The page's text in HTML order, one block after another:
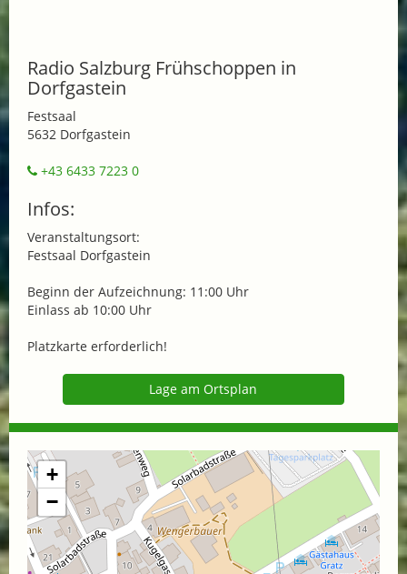
Radio Salzburg Frühschoppen in
Dorfgastein
Festsaal
5632 Dorfgastein
+43 6433 7223 0
Infos:
Veranstaltungsort:
Festsaal Dorfgastein
Beginn der Aufzeichnung: 11:00 Uhr
Einlass ab 10:00 Uhr
Platzkarte erforderlich!
Lage am Ortsplan
+
−